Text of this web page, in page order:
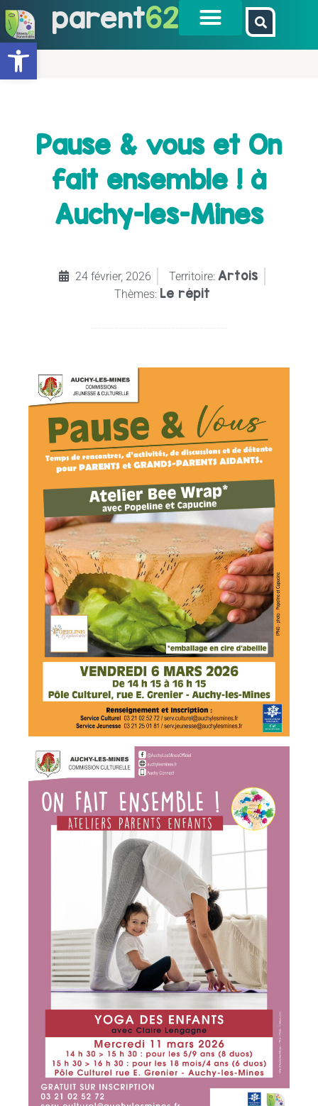
Ouvrir la barre d’outils
parent62
Pause & vous et On
fait ensemble ! à
Auchy-les-Mines
24 février, 2026 Territoire: Artois
Thèmes: Le répit